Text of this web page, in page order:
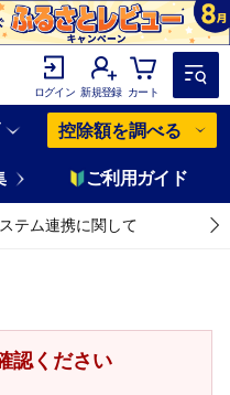
ログイン 新規登録 カート
控除額を調べる
ご利用ガイド
テム連携に関して
認ください